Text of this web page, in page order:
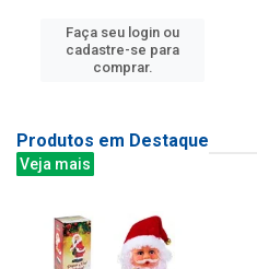
Faça seu login ou
cadastre-se para
comprar.
Produtos em Destaque
Veja mais